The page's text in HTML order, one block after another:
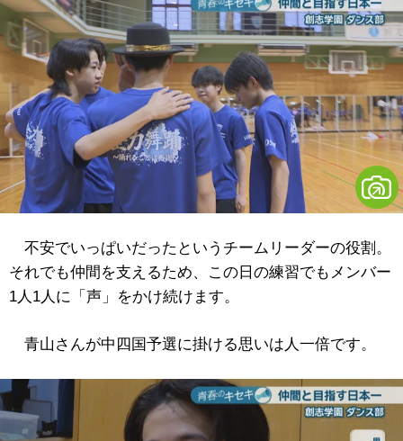
不安でいっぱいだったというチームリーダーの役割。
それでも仲間を支えるため、この日の練習でもメンバー
1人1人に「声」をかけ続けます。
青山さんが中四国予選に掛ける思いは人一倍です。